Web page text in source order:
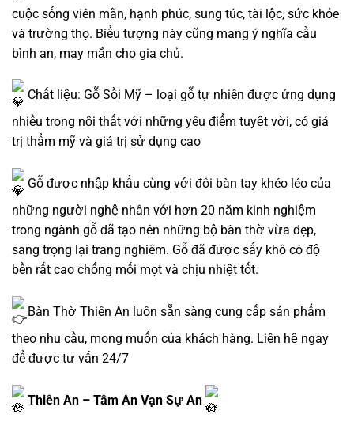
cuộc sống viên mãn, hạnh phúc, sung túc, tài lộc, sức khỏe
và trường thọ. Biểu tượng này cũng mang ý nghĩa cầu
bình an, may mắn cho gia chủ.
Chất liệu: Gỗ Sồi Mỹ – loại gỗ tự nhiên được ứng dụng
nhiều trong nội thất với những yêu điểm tuyệt vời, có giá
trị thẩm mỹ và giá trị sử dụng cao
Gỗ được nhập khẩu cùng với đôi bàn tay khéo léo của
những người nghệ nhân với hơn 20 năm kinh nghiệm
trong ngành gỗ đã tạo nên những bộ bàn thờ vừa đẹp,
sang trọng lại trang nghiêm. Gỗ đã được sấy khô có độ
bền rất cao chống mối mọt và chịu nhiệt tốt.
Bàn Thờ Thiên An luôn sẵn sàng cung cấp sản phẩm
theo nhu cầu, mong muốn của khách hàng. Liên hệ ngay
để được tư vấn 24/7
Thiên An – Tâm An Vạn Sự An